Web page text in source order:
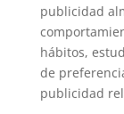
publicidad
hábitos,
de
publicidad